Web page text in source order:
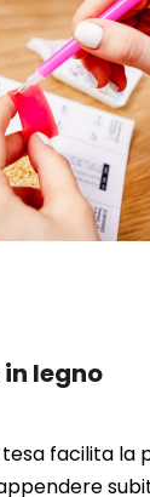
legno
facilita la